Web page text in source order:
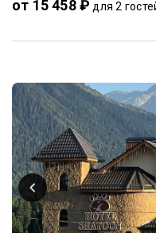
от 15 458 ₽ для 2